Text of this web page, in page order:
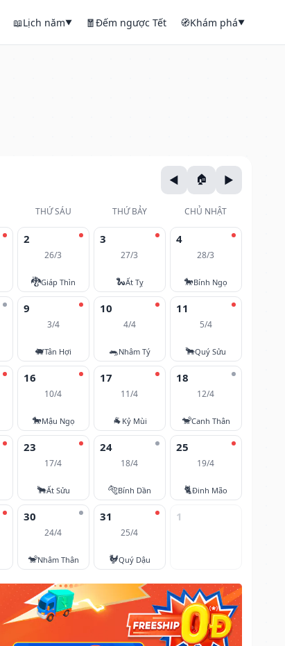
📖Lịch năm▼ 🧧Đếm ngược Tết 🧭Khám phá▼
THỨ SÁU THỨ BẢY CHỦ NHẬT
2
26/3
🐉Giáp Thìn
3
27/3
🐍Ất Tỵ
4
28/3
🐎Bính Ngọ
9
3/4
🐖Tân Hợi
10
4/4
🐀Nhâm Tý
11
5/4
🐂Quý Sửu
16
10/4
🐎Mậu Ngọ
17
11/4
🐐 Kỷ Mùi
18
12/4
🐒Canh Thân
23
17/4
🐂Ất Sửu
24
18/4
🐅Bính Dần
25
19/4
🐈Đinh Mão
30
24/4
🐒Nhâm Thân
31
25/4
🐓Quý Dậu
1